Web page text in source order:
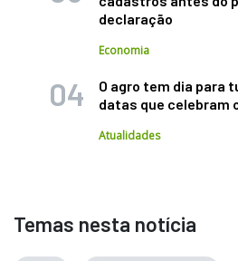
declaração
Economia
O agro tem dia para
datas que celebram
Atualidades
Temas nesta notícia